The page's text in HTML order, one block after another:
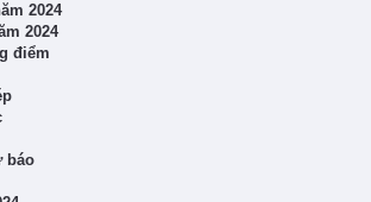
2024
2024
điểm
báo